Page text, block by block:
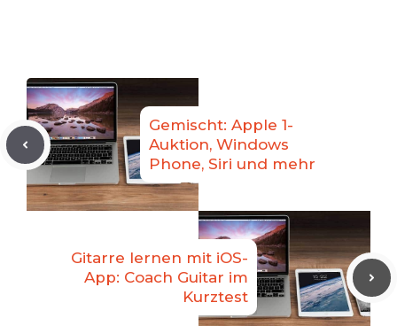
Gemischt: Apple 1-
Auktion, Windows
Phone, Siri und mehr
Gitarre lernen mit iOS-
App: Coach Guitar im
Kurztest